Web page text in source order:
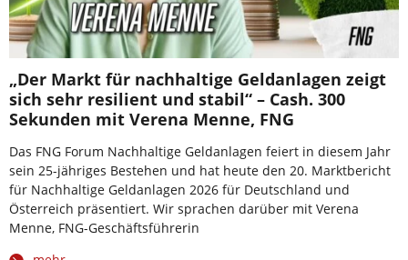
„Der Markt für nachhaltige Geldanlagen zeigt
sich sehr resilient und stabil“ – Cash. 300
Sekunden mit Verena Menne, FNG
Das FNG Forum Nachhaltige Geldanlagen feiert in diesem Jahr
sein 25-jähriges Bestehen und hat heute den 20. Marktbericht
für Nachhaltige Geldanlagen 2026 für Deutschland und
Österreich präsentiert. Wir sprachen darüber mit Verena
Menne, FNG-Geschäftsführerin